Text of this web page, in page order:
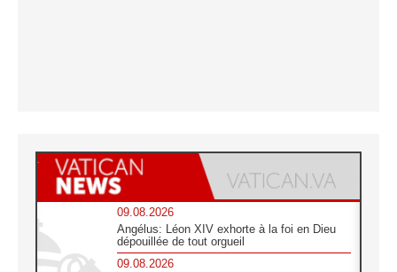
09.08.2026
Angélus: Léon XIV exhorte à la foi en Dieu
dépouillée de tout orgueil
09.08.2026